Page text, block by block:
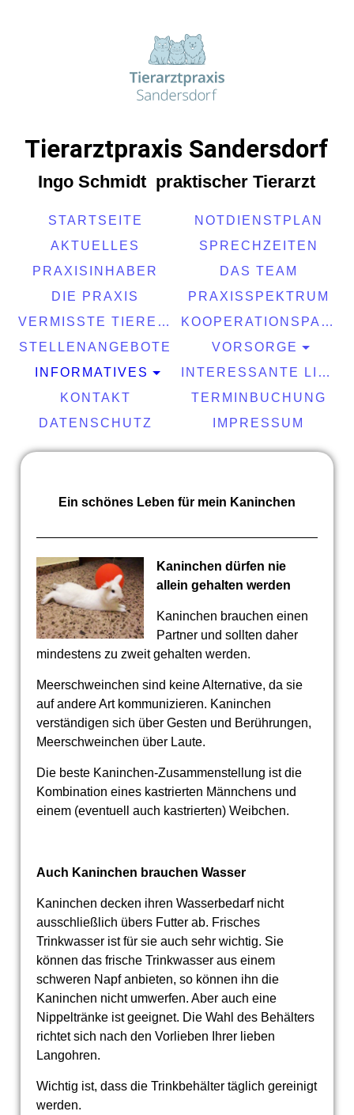
Tierarztpraxis Sandersdorf
Ingo Schmidt praktischer Tierarzt
STARTSEITE
NOTDIENSTPLAN
AKTUELLES
SPRECHZEITEN
PRAXISINHABER
DAS TEAM
DIE PRAXIS
PRAXISSPEKTRUM
VERMISSTE TIERE / VERMITTLUNGEN
KOOPERATIONSPARTNER
STELLENANGEBOTE
VORSORGE
INFORMATIVES
INTERESSANTE LINKS
KONTAKT
TERMINBUCHUNG
DATENSCHUTZ
IMPRESSUM
Ein schönes Leben für mein Kaninchen
Kaninchen dürfen nie
allein gehalten werden
Kaninchen brauchen einen
Partner und sollten daher
mindestens zu zweit gehalten werden.
Meerschweinchen sind keine Alternative, da sie
auf andere Art kommunizieren. Kaninchen
verständigen sich über Gesten und Berührungen,
Meerschweinchen über Laute.
Die beste Kaninchen-Zusammenstellung ist die
Kombination eines kastrierten Männchens und
einem (eventuell auch kastrierten) Weibchen.
Auch Kaninchen brauchen Wasser
Kaninchen decken ihren Wasserbedarf nicht
ausschließlich übers Futter ab. Frisches
Trinkwasser ist für sie auch sehr wichtig. Sie
können das frische Trinkwasser aus einem
schweren Napf anbieten, so können ihn die
Kaninchen nicht umwerfen. Aber auch eine
Nippeltränke ist geeignet. Die Wahl des Behälters
richtet sich nach den Vorlieben Ihrer lieben
Langohren.
Wichtig ist, dass die Trinkbehälter täglich gereinigt
werden.